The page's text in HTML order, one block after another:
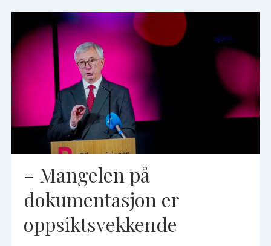
– Mangelen på
dokumentasjon er
oppsiktsvekkende